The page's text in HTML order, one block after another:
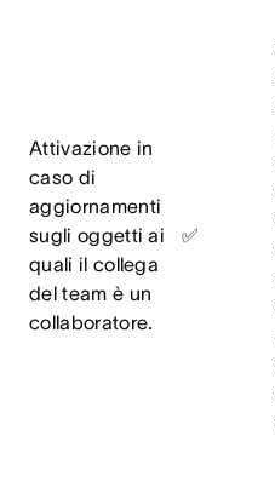
Attivazione in
caso di
aggiornamenti
sugli oggetti ai
quali il collega
del team è un
collaboratore.
✅